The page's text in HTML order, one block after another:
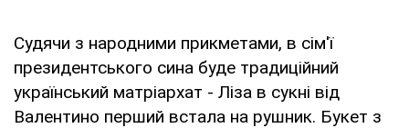
Судячи з народними прикметами, в сім'ї
президентського сина буде традиційний
український матріархат - Ліза в сукні від
Валентино перший встала на рушник. Букет з